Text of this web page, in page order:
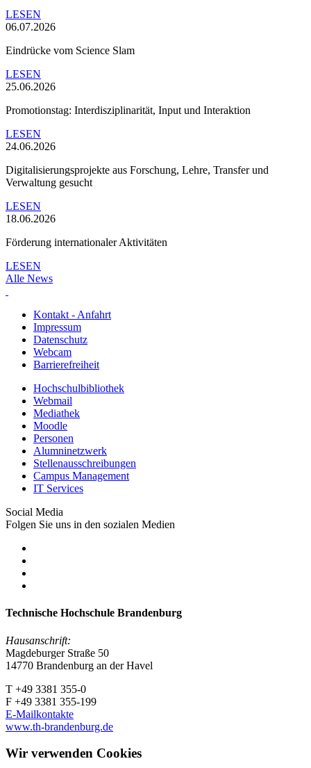
LESEN
06.07.2026
Eindrücke vom Science Slam
LESEN
25.06.2026
Promotionstag: Interdisziplinarität, Input und Interaktion
LESEN
24.06.2026
Digitalisierungsprojekte aus Forschung, Lehre, Transfer und
Verwaltung gesucht
LESEN
18.06.2026
Förderung internationaler Aktivitäten
LESEN
Alle News
Kontakt - Anfahrt
Impressum
Datenschutz
Webcam
Barrierefreiheit
Hochschulbibliothek
Webmail
Mediathek
Moodle
Personen
Alumninetzwerk
Stellenausschreibungen
Campus Management
IT Services
Social Media
Folgen Sie uns in den sozialen Medien
Technische Hochschule Brandenburg
Hausanschrift:
Magdeburger Straße 50
14770 Brandenburg an der Havel
T +49 3381 355-0
F +49 3381 355-199
E-Mailkontakte
www.th-brandenburg.de
Wir verwenden Cookies